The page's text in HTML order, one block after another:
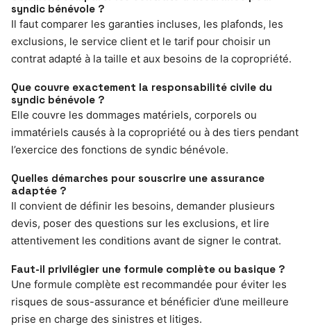
syndic bénévole ?
Il faut comparer les garanties incluses, les plafonds, les
exclusions, le service client et le tarif pour choisir un
contrat adapté à la taille et aux besoins de la copropriété.
Que couvre exactement la responsabilité civile du
syndic bénévole ?
Elle couvre les dommages matériels, corporels ou
immatériels causés à la copropriété ou à des tiers pendant
l’exercice des fonctions de syndic bénévole.
Quelles démarches pour souscrire une assurance
adaptée ?
Il convient de définir les besoins, demander plusieurs
devis, poser des questions sur les exclusions, et lire
attentivement les conditions avant de signer le contrat.
Faut-il privilégier une formule complète ou basique ?
Une formule complète est recommandée pour éviter les
risques de sous-assurance et bénéficier d’une meilleure
prise en charge des sinistres et litiges.